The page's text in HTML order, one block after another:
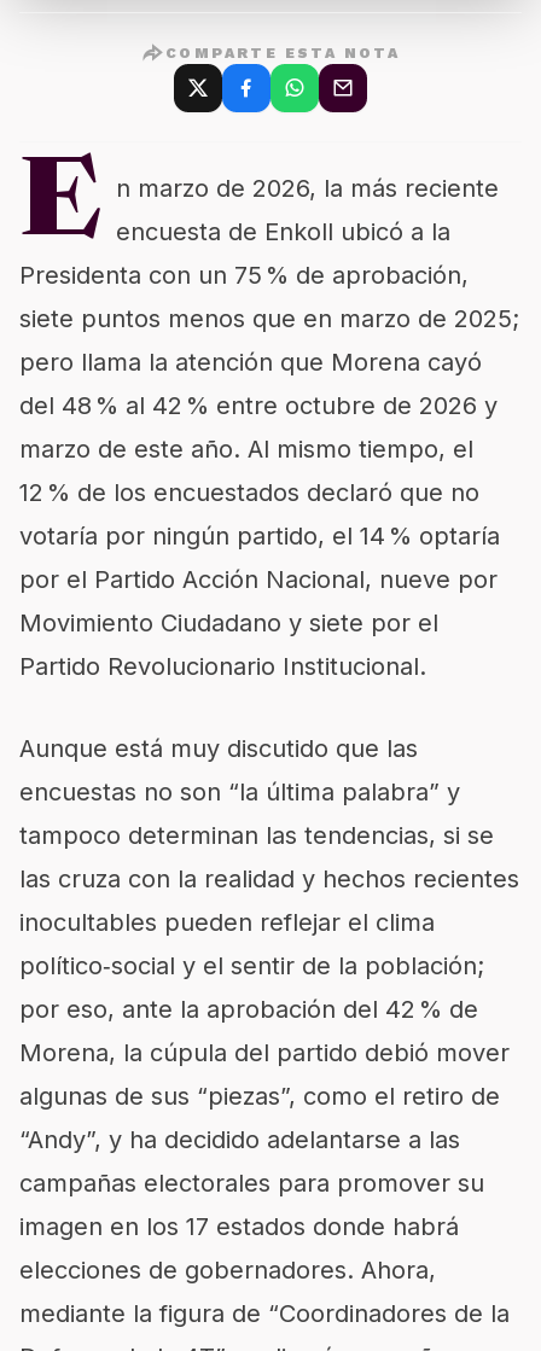
COMPARTE ESTA NOTA
E
n marzo de 2026, la más reciente
encuesta de Enkoll ubicó a la
Presidenta con un 75 % de aprobación,
siete puntos menos que en marzo de 2025;
pero llama la atención que Morena cayó
del 48 % al 42 % entre octubre de 2026 y
marzo de este año. Al mismo tiempo, el
12 % de los encuestados declaró que no
votaría por ningún partido, el 14 % optaría
por el Partido Acción Nacional, nueve por
Movimiento Ciudadano y siete por el
Partido Revolucionario Institucional.
Aunque está muy discutido que las
encuestas no son “la última palabra” y
tampoco determinan las tendencias, si se
las cruza con la realidad y hechos recientes
inocultables pueden reflejar el clima
político‑social y el sentir de la población;
por eso, ante la aprobación del 42 % de
Morena, la cúpula del partido debió mover
algunas de sus “piezas”, como el retiro de
“Andy”, y ha decidido adelantarse a las
campañas electorales para promover su
imagen en los 17 estados donde habrá
elecciones de gobernadores. Ahora,
mediante la figura de “Coordinadores de la